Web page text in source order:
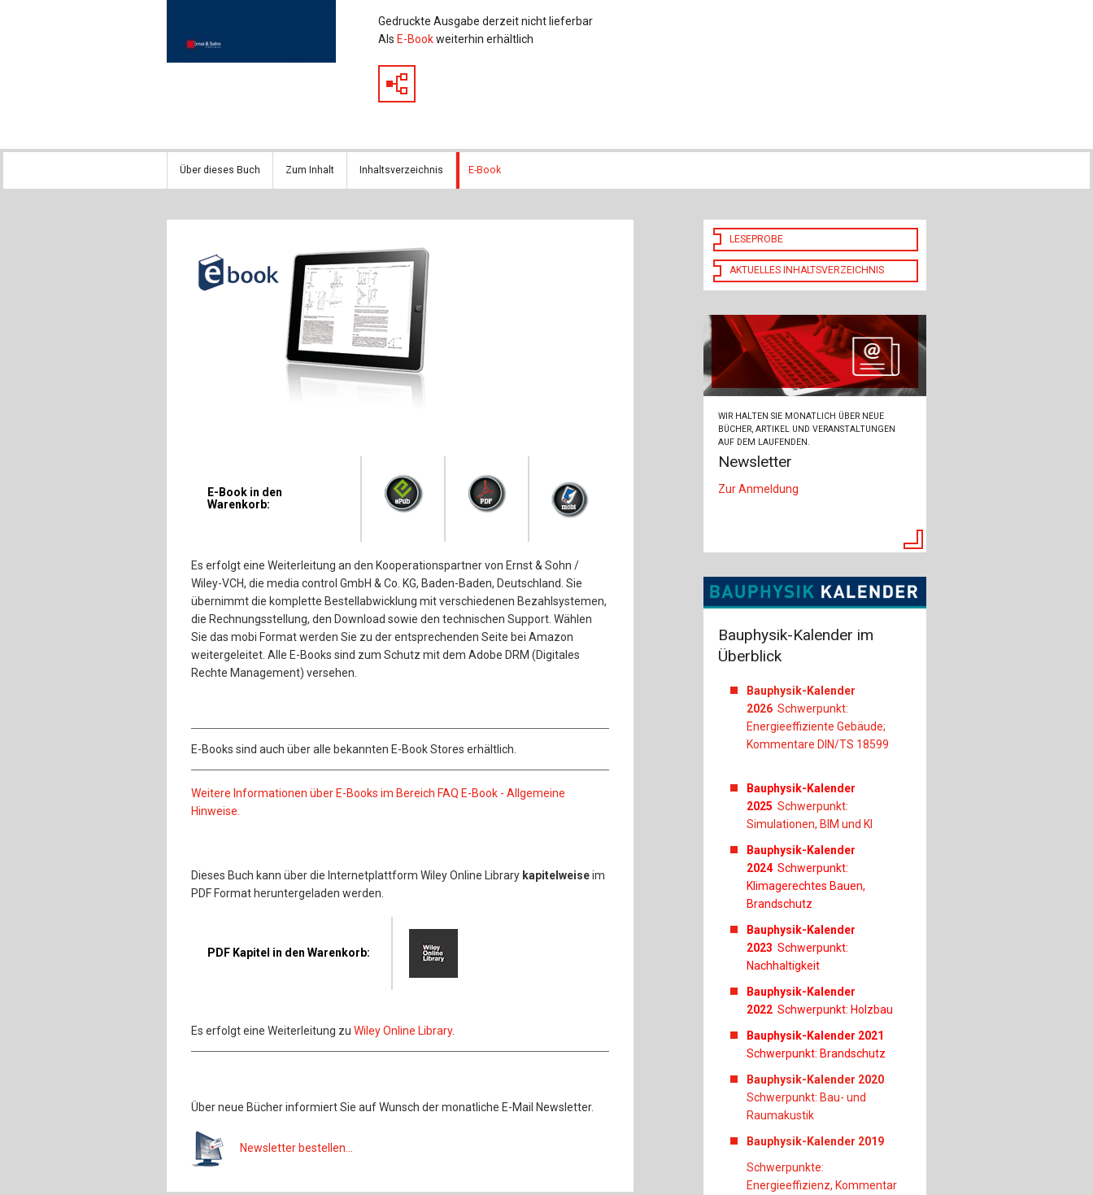
Bautechnikgeschichte
E&S Zeitlos
Gedruckte Ausgabe derzeit nicht lieferbar
Als E-Bookweiterhin erhältlich
Über dieses Buch Zum Inhalt Inhaltsverzeichnis E-Book
E-Book in den
Warenkorb:
Es erfolgt eine Weiterleitung an den Kooperationspartner von Ernst & Sohn /
Wiley-VCH, die media control GmbH & Co. KG, Baden-Baden, Deutschland. Sie
übernimmt die komplette Bestellabwicklung mit verschiedenen Bezahlsystemen,
die Rechnungsstellung, den Download sowie den technischen Support. Wählen
Sie das mobi Format werden Sie zu der entsprechenden Seite bei Amazon
weitergeleitet. Alle E-Books sind zum Schutz mit dem Adobe DRM (Digitales
Rechte Management) versehen.
E-Books sind auch über alle bekannten E-Book Stores erhältlich.
Weitere Informationen über E-Books im Bereich FAQ E-Book - Allgemeine
Hinweise.
Dieses Buch kann über die Internetplattform Wiley Online Library kapitelweiseim
PDF Format heruntergeladen werden.
PDF Kapitel in den Warenkorb:
Es erfolgt eine Weiterleitung zuWiley Online Library.
Über neue Bücher informiert Sie auf Wunsch der monatliche E-Mail Newsletter.
Newsletter bestellen...
LESEPROBE
AKTUELLES INHALTSVERZEICHNIS
WIR HALTEN SIE MONATLICH ÜBER NEUE
BÜCHER, ARTIKEL UND VERANSTALTUNGEN
AUF DEM LAUFENDEN.
Newsletter
Zur Anmeldung
Bauphysik-Kalender im
Überblick
Bauphysik-Kalender
2026Schwerpunkt:
Energieeffiziente Gebäude;
Kommentare DIN/TS 18599
Bauphysik-Kalender
2025Schwerpunkt:
Simulationen, BIM und KI
Bauphysik-Kalender
2024Schwerpunkt:
Klimagerechtes Bauen,
Brandschutz
Bauphysik-Kalender
2023Schwerpunkt:
Nachhaltigkeit
Bauphysik-Kalender
2022Schwerpunkt: Holzbau
Bauphysik-Kalender 2021
Schwerpunkt: Brandschutz
Bauphysik-Kalender 2020
Schwerpunkt: Bau- und
Raumakustik
Bauphysik-Kalender 2019
Schwerpunkte:
Energieeffizienz, Kommentar